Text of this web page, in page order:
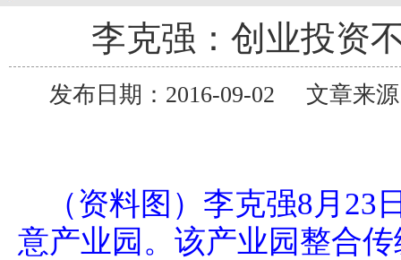
李克强：创业投资
发布日期：2016-09-02 文章来
（资料图）李克强8月
意产业园。该产业园整合